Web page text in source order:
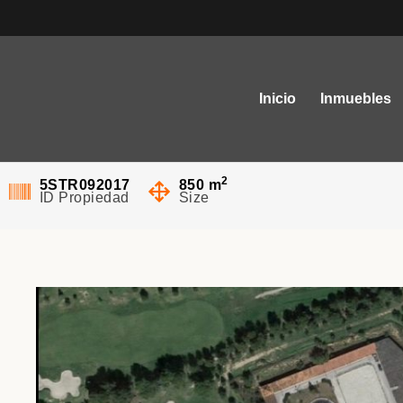
Inicio Inmuebles
EQUESTRIAN ESTATE
5STR092017
ID Propiedad
850 m2
Size